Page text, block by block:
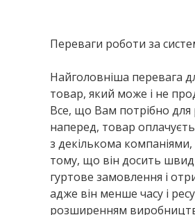
Переваги роботи за
Найголовніша перевага
товар, який може і не
Все, що Вам потрібно
наперед, товар
з декількома
тому, що він досить
гуртове замовлення і
адже він менше часу і
розширенням